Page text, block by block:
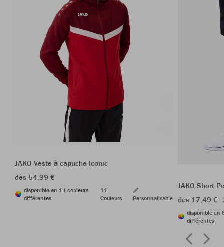
JAKO Veste à capuche Iconic
dès 54,99 €
disponible en 11 couleurs
différentes
11
Couleurs
Personnalisable
JAKO Short
dès 17,49 €
disponible en
différentes